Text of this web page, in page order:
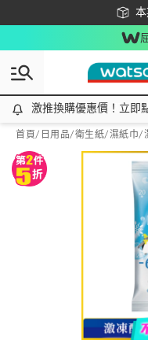
下
激推換購優惠價！立即點我
激推換購優惠價！立即
首頁/ 日用品/衛生紙/濕紙巾/